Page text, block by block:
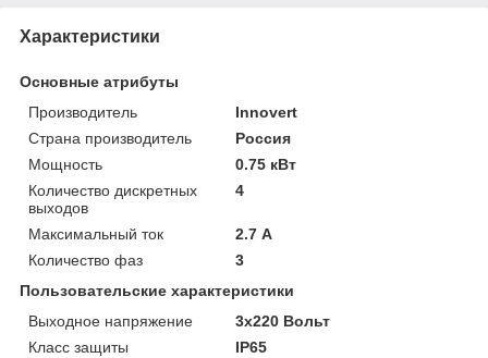
Характеристики
Основные атрибуты
Производитель
Innovert
Страна производитель
Россия
Мощность
0.75 кВт
Количество дискретных
выходов
4
Максимальный ток
2.7 А
Количество фаз
3
Пользовательские характеристики
Выходное напряжение
3х220 Вольт
Класс защиты
IP65